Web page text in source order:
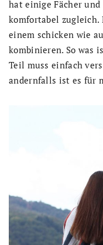
hat einige Fächer
komfortabel zugleich.
einem schicken wie
kombinieren. So was
Teil muss einfach
andernfalls ist es für